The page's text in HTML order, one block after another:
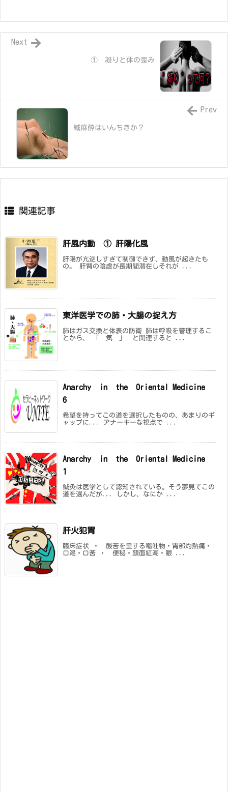
① 凝りと体の歪み
Next
鍼麻酔はいんちきか？
Prev
関連記事
肝風内動 ① 肝陽化風
肝陽が亢逆しすぎて制御できず、動風が起きたも
の。 肝腎の陰虚が長期間潜在しそれが ...
東洋医学での肺・大腸の捉え方
肺はガス交換と体表の防衛 肺は呼吸を管理するこ
とから、 「 気 」 と関連すると ...
Anarchy in the Oriental Medicine
6
希望を持ってこの道を選択したものの、あまりのギ
ャップに... アナーキーな視点で ...
Anarchy in the Oriental Medicine
1
鍼灸は医学として認知されている。そう夢見てこの
道を選んだが... しかし、なにか ...
肝火犯胃
臨床症状 ・ 酸苦を呈する嘔吐物・胃部灼熱痛・
口渇・口苦 ・ 便秘・顔面紅潮・眼 ...